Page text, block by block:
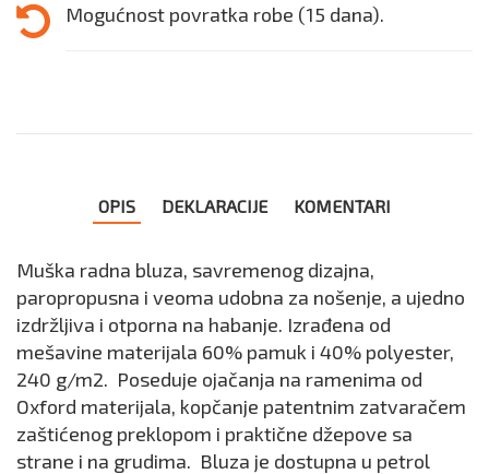
Mogućnost povratka robe (15 dana).
OPIS DEKLARACIJE KOMENTARI
Muška radna bluza, savremenog dizajna,
paropropusna i veoma udobna za nošenje, a ujedno
izdržljiva i otporna na habanje. Izrađena od
mešavine materijala 60% pamuk i 40% polyester,
240 g/m2. Poseduje ojačanja na ramenima od
Oxford materijala, kopčanje patentnim zatvaračem
zaštićenog preklopom i praktične džepove sa
strane i na grudima. Bluza je dostupna u petrol